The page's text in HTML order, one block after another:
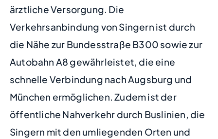
ärztliche Versorgung. Die
Verkehrsanbindung von Singern ist durch
die Nähe zur Bundesstraße B300 sowie zur
Autobahn A8 gewährleistet, die eine
schnelle Verbindung nach Augsburg und
München ermöglichen. Zudem ist der
öffentliche Nahverkehr durch Buslinien, die
Singern mit den umliegenden Orten und